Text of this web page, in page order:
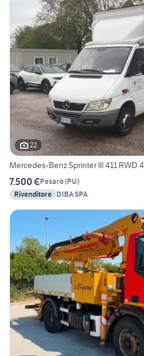
22
Mercedes-Benz Sprinter III 411 RWD
7.500 €Pesaro(PU)
Rivenditore DIBA SPA